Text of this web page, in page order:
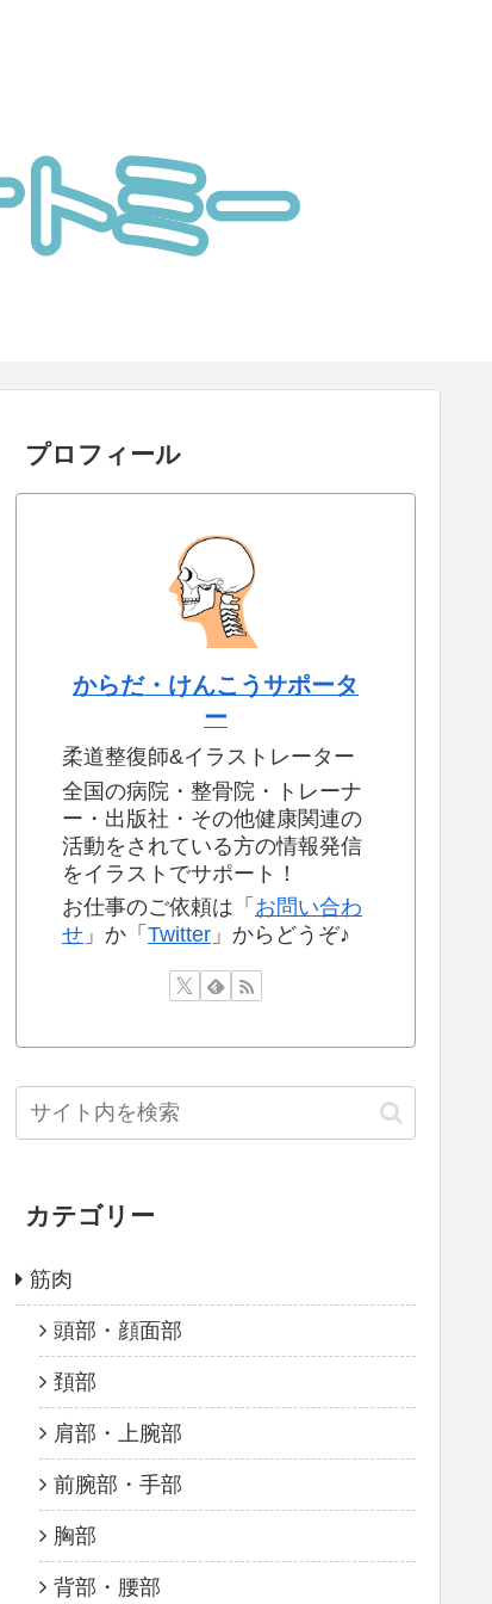
プロフィール
からだ・けんこうサポータ
ー
柔道整復師&イラストレーター
全国の病院・整骨院・トレーナ
ー・出版社・その他健康関連の
活動をされている方の情報発信
をイラストでサポート！
お仕事のご依頼は「 お問い合わ
せ 」か「 Twitter 」からどうぞ♪
カテゴリー
筋肉
頭部・顔面部
頚部
肩部・上腕部
前腕部・手部
胸部
背部・腰部